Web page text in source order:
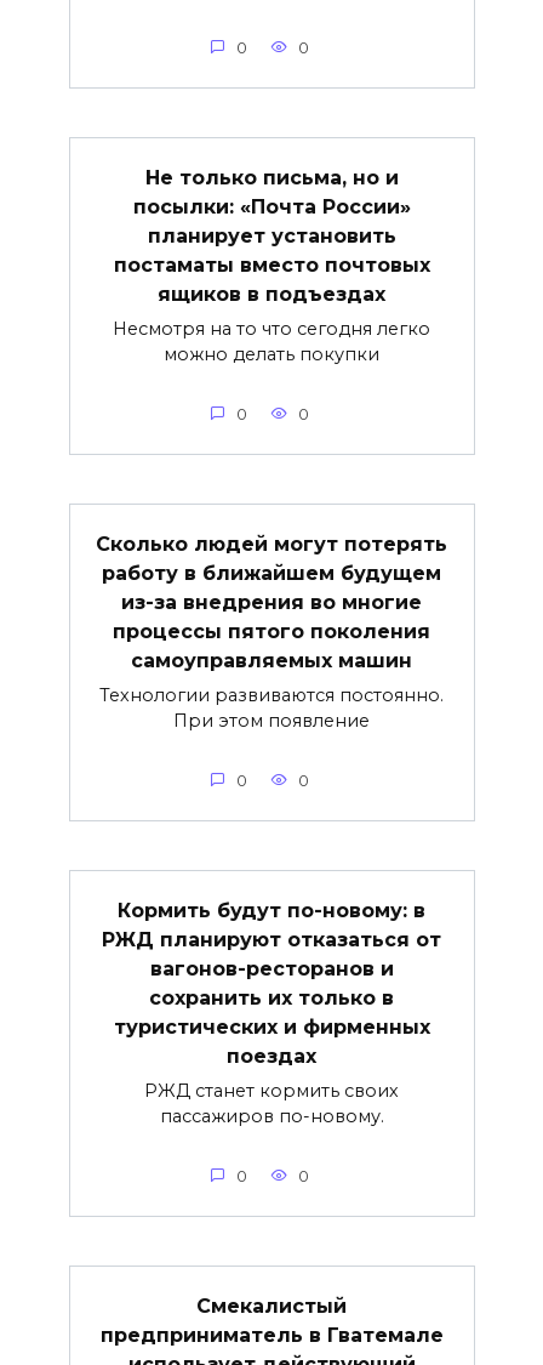
0 0
Не только письма, но и
посылки: «Почта России»
планирует установить
постаматы вместо почтовых
ящиков в подъездах
Несмотря на то что сегодня легко
можно делать покупки
0 0
Сколько людей могут потерять
работу в ближайшем будущем
из-за внедрения во многие
процессы пятого поколения
самоуправляемых машин
Технологии развиваются постоянно.
При этом появление
0 0
Кормить будут по-новому: в
РЖД планируют отказаться от
вагонов-ресторанов и
сохранить их только в
туристических и фирменных
поездах
РЖД станет кормить своих
пассажиров по-новому.
0 0
Смекалистый
предприниматель в Гватемале